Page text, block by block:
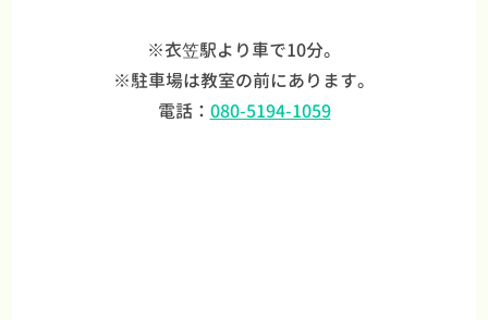
※衣笠駅より車で10分。
※駐車場は教室の前にあります。
電話： 080-5194-1059